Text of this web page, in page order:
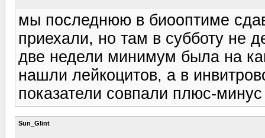
мы последнюю в биооптиме
приехали, но там в субботу не
две недели минимум была на
нашли лейкоцитов, а в
показатели совпали плюс-минус
Sun_Glint